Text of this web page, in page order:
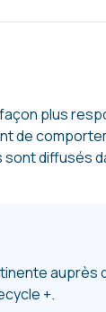
plus
de
sont diffusés
auprès
+.